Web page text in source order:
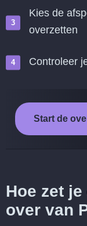
Kies de
overzetten
Controleer
Start de
Hoe zet
over van